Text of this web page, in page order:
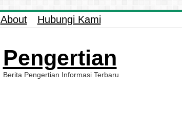
About Hubungi Kami
Pengertian
Berita Pengertian Informasi Terbaru